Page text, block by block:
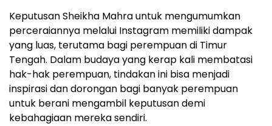
Keputusan Sheikha Mahra untuk mengumumkan
perceraiannya melalui Instagram memiliki dampak
yang luas, terutama bagi perempuan di Timur
Tengah. Dalam budaya yang kerap kali membatasi
hak-hak perempuan, tindakan ini bisa menjadi
inspirasi dan dorongan bagi banyak perempuan
untuk berani mengambil keputusan demi
kebahagiaan mereka sendiri.